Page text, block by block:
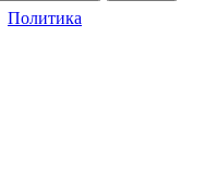
Политика